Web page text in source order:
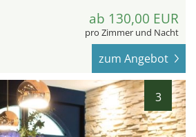
ab 130,00 EUR
pro Zimmer und Nacht
zum Angebot
3